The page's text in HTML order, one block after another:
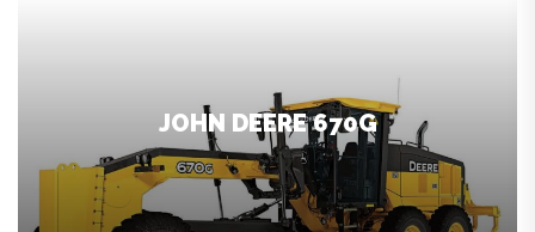
JOHN DEERE 670G